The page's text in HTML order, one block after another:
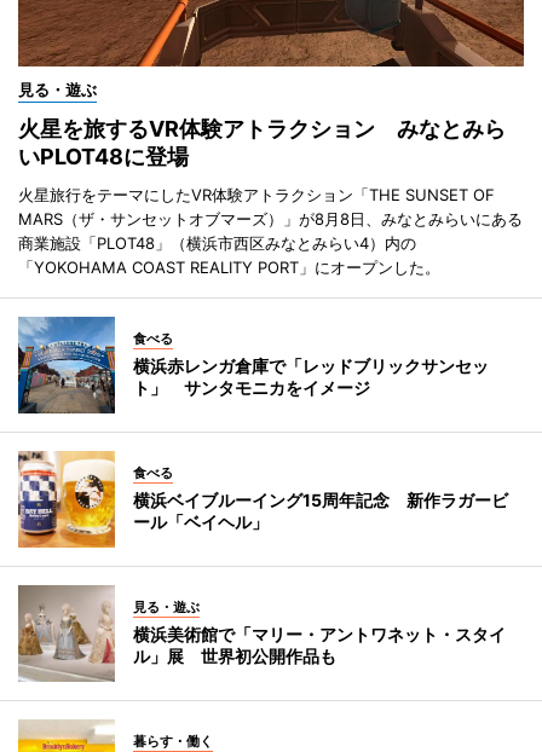
見る・遊ぶ
火星を旅するVR体験アトラクション みなとみら
いPLOT48に登場
火星旅行をテーマにしたVR体験アトラクション「THE SUNSET OF
MARS（ザ・サンセットオブマーズ）」が8月8日、みなとみらいにある
商業施設「PLOT48」（横浜市西区みなとみらい4）内の
「YOKOHAMA COAST REALITY PORT」にオープンした。
食べる
横浜赤レンガ倉庫で「レッドブリックサンセッ
ト」 サンタモニカをイメージ
食べる
横浜ベイブルーイング15周年記念 新作ラガービ
ール「ベイヘル」
見る・遊ぶ
横浜美術館で「マリー・アントワネット・スタイ
ル」展 世界初公開作品も
暮らす・働く